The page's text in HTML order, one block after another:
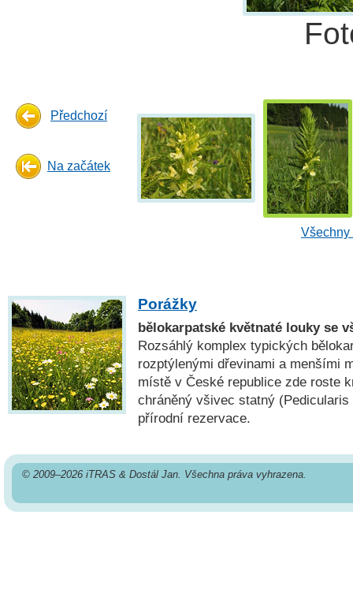
Předchozí
Na začátek
Všechny
Porážky
bělokarpatské květnaté louky se
Rozsáhlý komplex typických
rozptýlenými dřevinami a menšími
místě v České republice zde roste
chráněný všivec statný
přírodní rezervace.
© 2009–2026 iTRAS & Dostál Jan. Všechna práva vyhrazena.